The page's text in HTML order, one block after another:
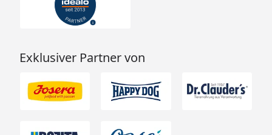
Exklusiver Partner von